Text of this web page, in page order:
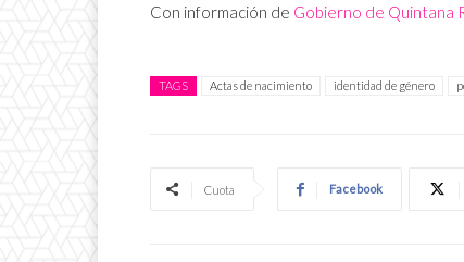
Con información de Gobierno de Quintana
TAGS Actas de nacimiento identidad de género
Cuota Facebook